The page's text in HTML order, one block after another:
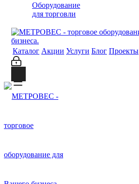
Оборудование
для торговли
Каталог Акции Услуги Блог Проекты